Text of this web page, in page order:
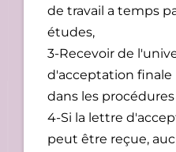
de travail a temps
études,
3-Recevoir de
d'acceptation finale
dans les procédures
4-Si la lettre
peut être reçue,